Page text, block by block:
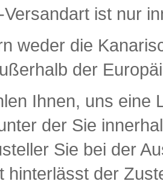
ist nur
weder die
der
Ihnen, uns eine
der Sie
Sie bei der
hinterlässt der